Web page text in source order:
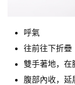
呼氣
往前往下折疊
雙手著地，在
腹部內收，